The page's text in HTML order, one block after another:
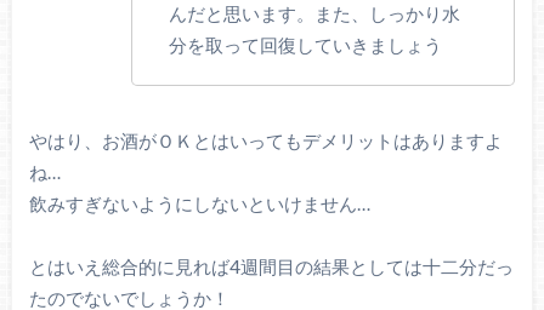
んだと思います。また、しっかり水
分を取って回復していきましょう
やはり、お酒がＯＫとはいってもデメリットはありますよ
ね…
飲みすぎないようにしないといけません…
とはいえ総合的に見れば4週間目の結果としては十二分だっ
たのでないでしょうか！